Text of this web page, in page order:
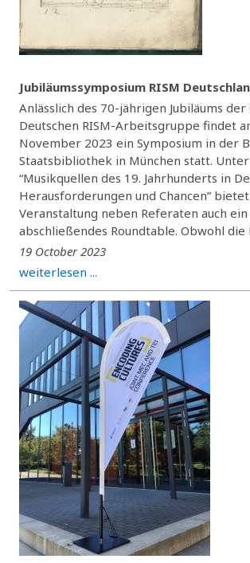
Jubiläumssymposium RISM
Anlässlich des 70-jährigen Jubiläums
Deutschen RISM-Arbeitsgruppe findet
November 2023 ein Symposium in der
Staatsbibliothek in München statt.
“Musikquellen des 19. Jahrhunderts in
Herausforderungen und Chancen”
Veranstaltung neben Referaten auch ein
abschließendes Roundtable. Obwohl die
19 October 2023
weiterlesen ...